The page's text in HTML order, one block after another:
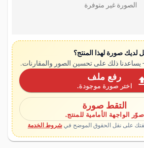
الصورة غير متوفرة
لديك صورة لهذا المنتج؟
يساعدنا ذلك على تحسين الصور والمقارنات.
رفع ملف
اختر صورة موجودة.
التقط صورة
صوّر الواجهة الأمامية للمنتج.
على نقل الحقوق الموضح في شروط الخدمة